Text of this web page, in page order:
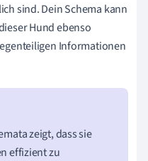
sind. Dein Schema kann
Hund ebenso
Informationen
zeigt, dass sie
effizient zu